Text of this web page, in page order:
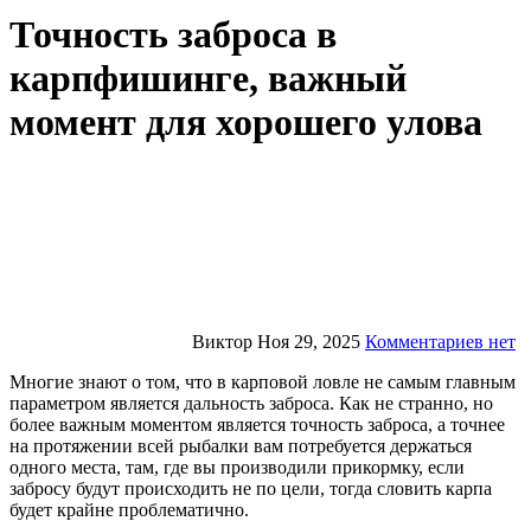
Точность заброса в
карпфишинге, важный
момент для хорошего улова
Виктор Ноя 29, 2025 Комментариев нет
Многие знают о том, что в карповой ловле не самым главным
параметром является дальность заброса. Как не странно, но
более важным моментом является точность заброса, а точнее
на протяжении всей рыбалки вам потребуется держаться
одного места, там, где вы производили прикормку, если
забросу будут происходить не по цели, тогда словить карпа
будет крайне проблематично.